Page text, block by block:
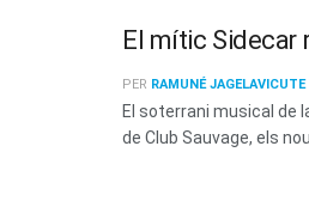
El mític Sidecar
PER RAMUNÉ JAGELAVICUTE
El soterrani musical de
de Club Sauvage, els